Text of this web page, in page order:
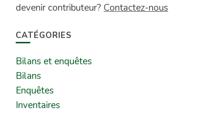
devenir contributeur? Contactez-nous
CATÉGORIES
Bilans et enquêtes
Bilans
Enquêtes
Inventaires